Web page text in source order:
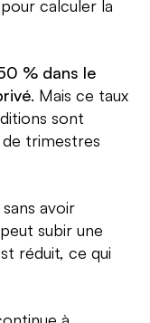
calculer la
% dans le
. Mais ce taux
sont
trimestres
avoir
subir une
réduit, ce qui